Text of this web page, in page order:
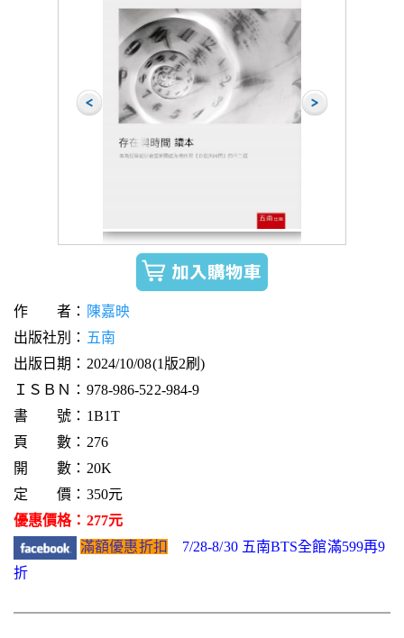
作 者： 陳嘉映
出版社別： 五南
出版日期：2024/10/08(1版2刷)
ＩＳＢＮ：978-986-522-984-9
書 號：1B1T
頁 數：276
開 數：20K
定 價：350元
優惠價格：277元
滿額優惠折扣
7/28-8/30 五南BTS全館滿599再9
折